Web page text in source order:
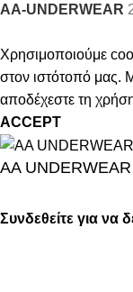
AA-UNDERWEAR
Χρησιμοποιούμε
στον ιστότοπό μας.
αποδέχεστε τη
ACCEPT
AA UNDERWEAR
Συνδεθείτε για να